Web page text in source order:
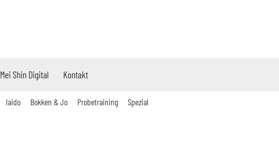
Mei Shin Digital Kontakt
Iaido Bokken & Jo Probetraining Spezial